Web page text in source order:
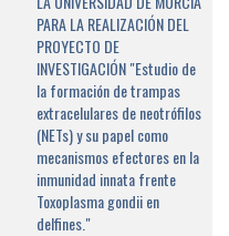
PARA LA REALIZACIÓN DEL
PROYECTO DE
INVESTIGACIÓN "Estudio de
la formación de trampas
extracelulares de neotrófilos
(NETs) y su papel como
mecanismos efectores en la
inmunidad innata frente
Toxoplasma gondii en
delfines."